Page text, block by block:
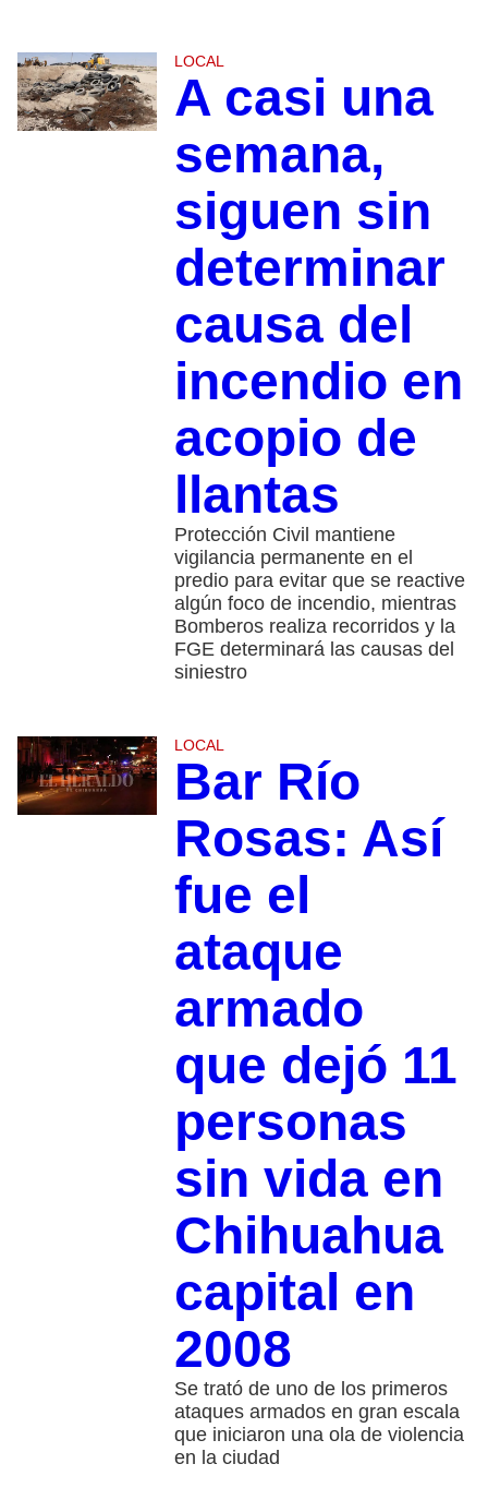
LOCAL
A casi una
semana,
siguen sin
determinar
causa del
incendio en
acopio de
llantas
Protección Civil mantiene
vigilancia permanente en el
predio para evitar que se reactive
algún foco de incendio, mientras
Bomberos realiza recorridos y la
FGE determinará las causas del
siniestro
LOCAL
Bar Río
Rosas: Así
fue el
ataque
armado
que dejó 11
personas
sin vida en
Chihuahua
capital en
2008
Se trató de uno de los primeros
ataques armados en gran escala
que iniciaron una ola de violencia
en la ciudad